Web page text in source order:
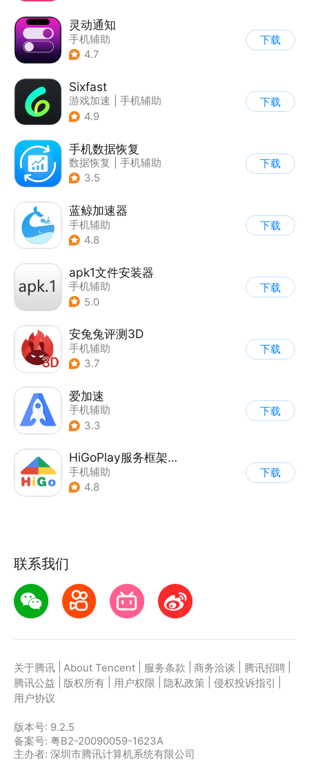
灵动通知
手机辅助
4.7
下载
Sixfast
游戏加速
手机辅助
4.9
下载
手机数据恢复
数据恢复
手机辅助
3.5
下载
蓝鲸加速器
手机辅助
4.8
下载
apk1文件安装器
手机辅助
5.0
下载
安兔兔评测3D
手机辅助
3.7
下载
爱加速
手机辅助
3.3
下载
HiGoPlay服务框架安装器
手机辅助
4.8
下载
联系我们
关于腾讯 About Tencent 服务条款 商务洽谈 腾讯招聘
腾讯公益
版权所有 用户权限 隐私政策 侵权投诉指引
用户协议
版本号: 9.2.5
备案号: 粤B2-20090059-1623A
主办者: 深圳市腾讯计算机系统有限公司